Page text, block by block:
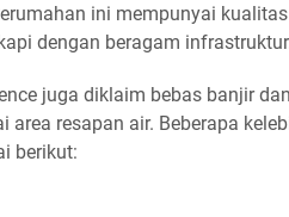
ini mempunyai
dengan beragam
juga diklaim bebas banjir
area resapan air. Beberapa
berikut: